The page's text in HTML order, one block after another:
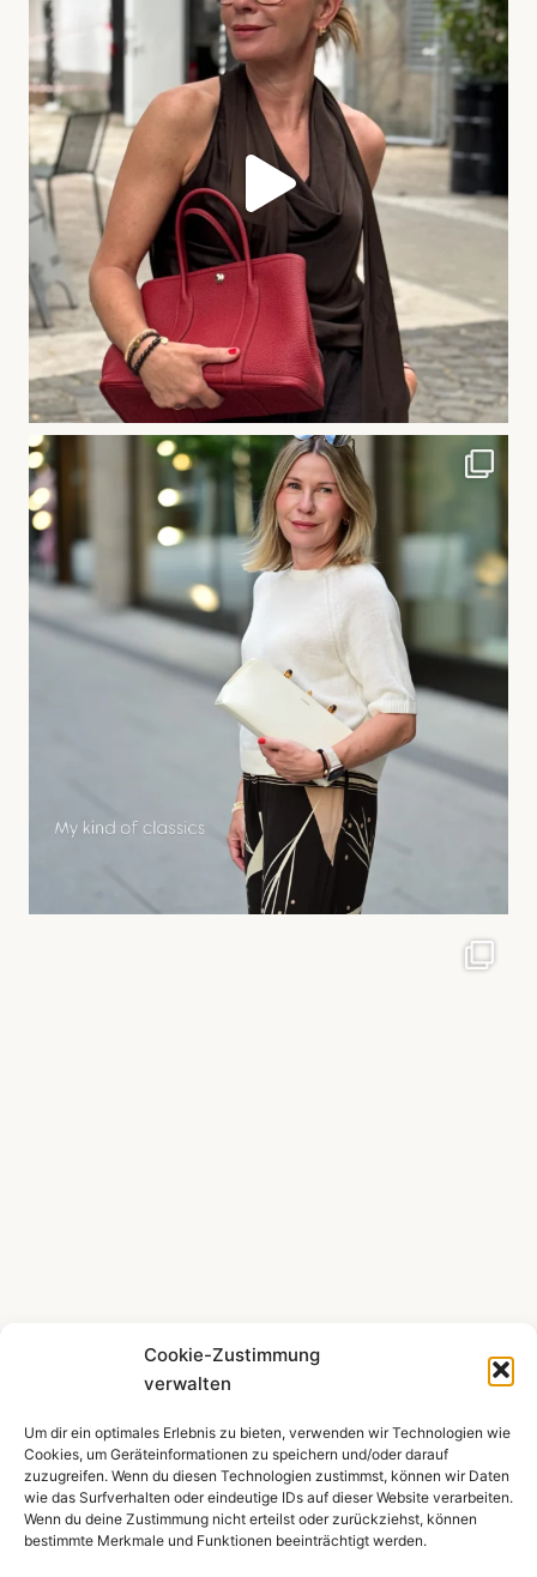
Cookie-Zustimmung
verwalten
Um dir ein optimales Erlebnis zu bieten, verwenden wir Technologien wie
Cookies, um Geräteinformationen zu speichern und/oder darauf
zuzugreifen. Wenn du diesen Technologien zustimmst, können wir Daten
wie das Surfverhalten oder eindeutige IDs auf dieser Website verarbeiten.
Wenn du deine Zustimmung nicht erteilst oder zurückziehst, können
bestimmte Merkmale und Funktionen beeinträchtigt werden.
Mehr zeigen ...